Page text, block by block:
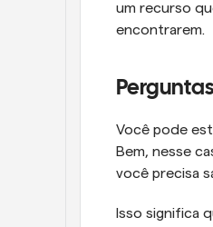
um recurso
encontrarem.
Você pode
Bem, nesse
você precisa
Isso significa